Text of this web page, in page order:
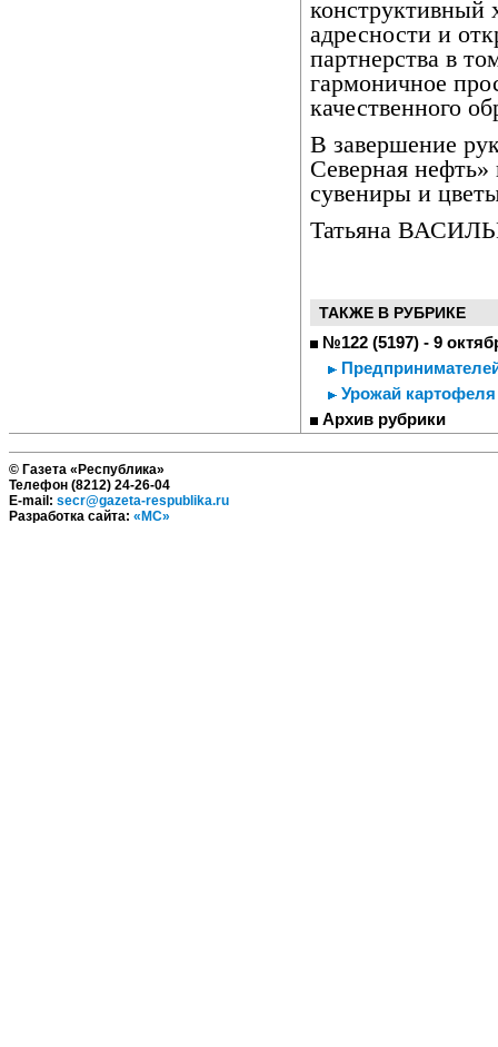
конструктивный
адресности и
партнерства в
гармоничное
качественного
В завершение
Северная нефть»
сувениры и
Татьяна
ТАКЖЕ В РУБРИКЕ
№122 (5197) - 9
Урожай
Архив рубрики
© Газета «Республика»
Телефон (8212) 24-26-04
E-mail: secr@gazeta-respublika.ru
Разработка сайта: «МС»